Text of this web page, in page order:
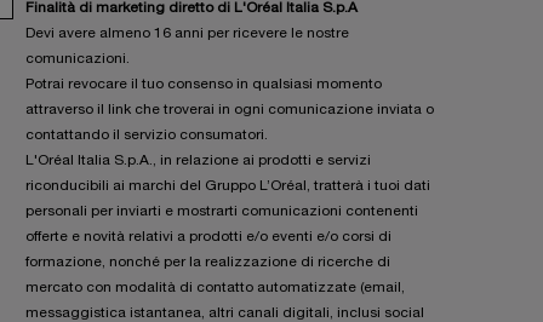
Finalità di marketing diretto di L'Oréal Italia S.p.A
Devi avere almeno 16 anni per ricevere le nostre
comunicazioni.
Potrai revocare il tuo consenso in qualsiasi momento
attraverso il link che troverai in ogni comunicazione inviata o
contattando il servizio consumatori.
L'Oréal Italia S.p.A., in relazione ai prodotti e servizi
riconducibili ai marchi del Gruppo L’Oréal, tratterà i tuoi dati
personali per inviarti e mostrarti comunicazioni contenenti
offerte e novità relativi a prodotti e/o eventi e/o corsi di
formazione, nonché per la realizzazione di ricerche di
mercato con modalità di contatto automatizzate (email,
messaggistica istantanea, altri canali digitali, inclusi social